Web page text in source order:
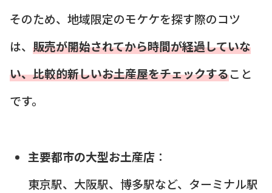
そのため、地域限定のモケケを探す際のコツ
は、 販売が開始されてから時間が経過していな
い、比較的新しいお土産屋をチェックすること
です。
主要都市の大型お土産店：
東京駅、大阪駅、博多駅など、ターミナル駅